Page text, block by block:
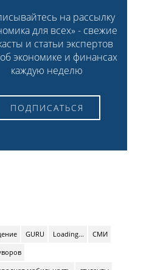
на рассылку
для всех» - свежие
и статьи экспертов
экономике и финансах
каждую неделю
ПОДПИСАТЬСЯ
GURU Loading...
СМИ